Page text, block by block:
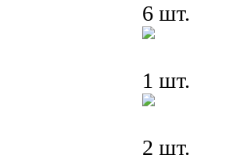
6 шт.
1 шт.
2 шт.